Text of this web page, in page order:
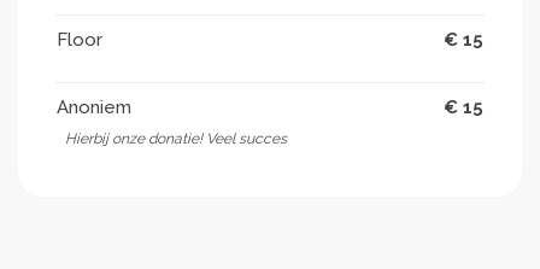
Floor € 15
Anoniem € 15
Hierbij onze donatie! Veel succes